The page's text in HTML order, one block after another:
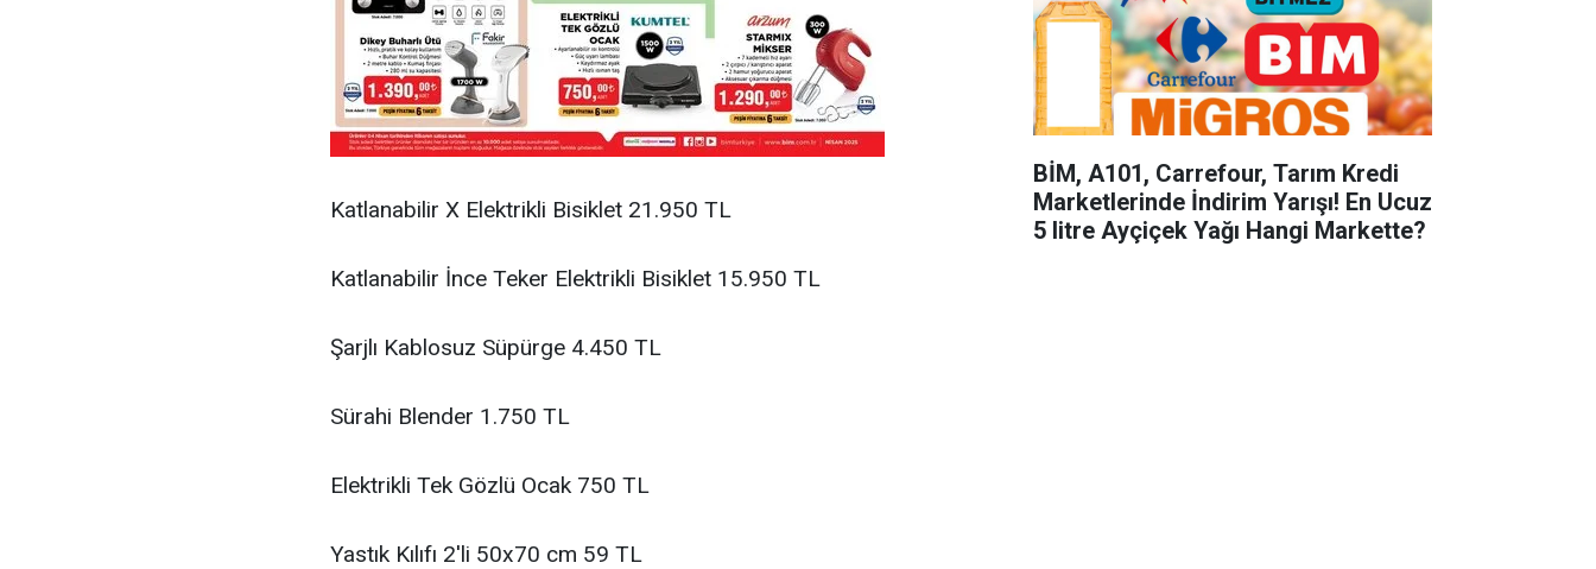
Katlanabilir X Elektrikli Bisiklet 21.950 TL
Katlanabilir İnce Teker Elektrikli Bisiklet 15.950 TL
Şarjlı Kablosuz Süpürge 4.450 TL
Sürahi Blender 1.750 TL
Elektrikli Tek Gözlü Ocak 750 TL
Yastık Kılıfı 2'li 50x70 cm 59 TL
BİM, A101, Carrefour, Tarım Kredi
Marketlerinde İndirim Yarışı! En Ucuz
5 litre Ayçiçek Yağı Hangi Markette?